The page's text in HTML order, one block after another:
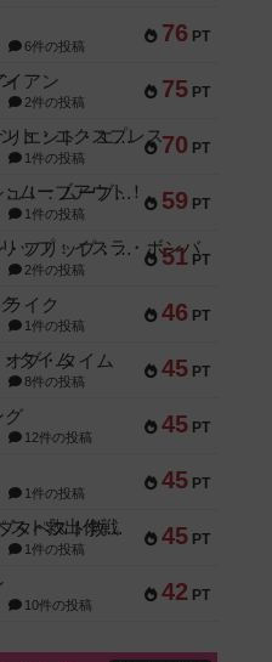
76 PT
6件の投稿
75 PT
イアン
2件の投稿
70 PT
トランスオリエント・エクスプレス
1件の投稿
59 PT
アンブッシュ！：ムーブアウト！
1件の投稿
51 PT
キャプテン・フリップ：イスラ・ボンバ
2件の投稿
46 PT
イク
1件の投稿
45 PT
ブ・タイム
8件の投稿
45 PT
グ
12件の投稿
45 PT
1件の投稿
45 PT
Bitter End ブタペスト救出作戦
1件の投稿
42 PT
10件の投稿